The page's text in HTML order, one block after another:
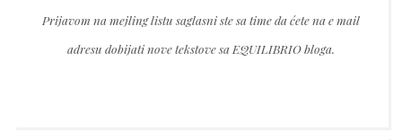
field
empty.
Prijavom na mejling listu saglasni ste sa time da ćete na e mail
adresu dobijati nove tekstove sa EQUILIBRIO bloga.